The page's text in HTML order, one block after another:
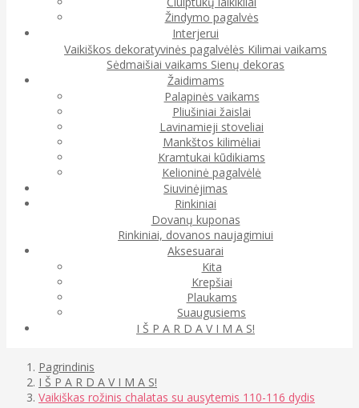
Žindymo pagalvės
Interjerui
Vaikiškos dekoratyvinės pagalvėlės Kilimai vaikams
Sėdmaišiai vaikams Sienų dekoras
Žaidimams
Palapinės vaikams
Pliušiniai žaislai
Lavinamieji stoveliai
Mankštos kilimėliai
Kramtukai kūdikiams
Kelioninė pagalvėlė
Siuvinėjimas
Rinkiniai
Dovanų kuponas
Rinkiniai, dovanos naujagimiui
Aksesuarai
Kita
Krepšiai
Plaukams
Suaugusiems
I Š P A R D A V I M A S!
Pagrindinis
I Š P A R D A V I M A S!
Vaikiškas rožinis chalatas su ausytemis 110-116 dydis